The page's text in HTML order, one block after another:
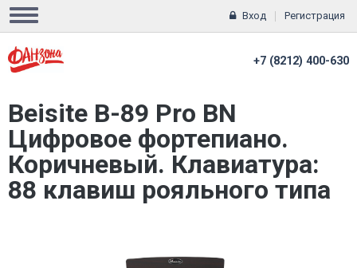
Вход Регистрация
+7 (8212) 400-630
Beisite B-89 Pro BN
Цифровое фортепиано.
Коричневый. Клавиатура:
88 клавиш рояльного типа